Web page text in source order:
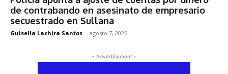
de contrabando en asesinato de empresario
secuestrado en Sullana
Guisella Lachira Santos - agosto 7, 2026
- Advertisement -